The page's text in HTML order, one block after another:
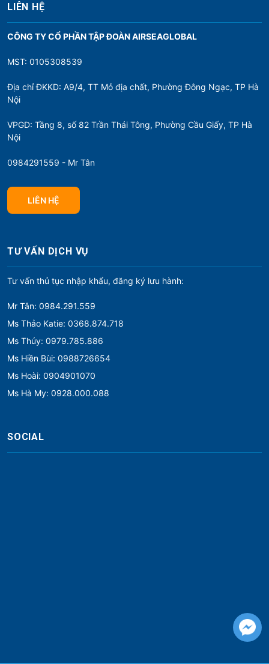
LIÊN HỆ
CÔNG TY CỔ PHẦN TẬP ĐOÀN AIRSEAGLOBAL
MST: 0105308539
Địa chỉ ĐKKD: A9/4, TT Mỏ địa chất, Phường Đông Ngạc, TP Hà
Nội
VPGD: Tầng 8, số 82 Trần Thái Tông, Phường Cầu Giấy, TP Hà
Nội
0984291559 - Mr Tân
LIÊN HỆ
TƯ VẤN DỊCH VỤ
Tư vấn thủ tục nhập khẩu, đăng ký lưu hành:
Mr Tân: 0984.291.559
Ms Thảo Katie: 0368.874.718
Ms Thúy: 0979.785.886
Ms Hiền Bùi: 0988726654
Ms Hoài: 0904901070
Ms Hà My: 0928.000.088
SOCIAL